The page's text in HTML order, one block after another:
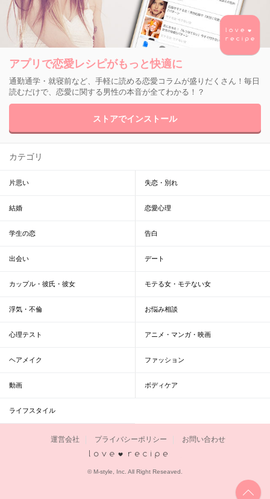
アプリで恋愛レシピがもっと快適に
通勤通学・就寝前など、手軽に読める恋愛コラムが盛りだくさん！毎日
読むだけで、恋愛に関する男性の本音が全てわかる！？
ストアでインストール
カテゴリ
片思い 失恋・別れ
結婚 恋愛心理
学生の恋 告白
出会い デート
カップル・彼氏・彼女 モテる女・モテない女
浮気・不倫 お悩み相談
心理テスト アニメ・マンガ・映画
ヘアメイク ファッション
動画 ボディケア
ライフスタイル
運営会社 プライバシーポリシー お問い合わせ
© M-style, Inc. All Right Reseaved.